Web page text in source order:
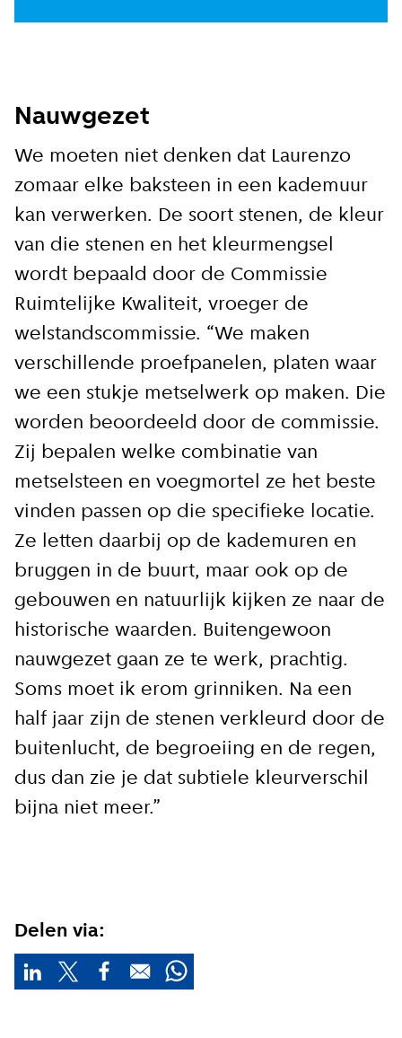
Nauwgezet
We moeten niet denken dat Laurenzo
zomaar elke baksteen in een kademuur
kan verwerken. De soort stenen, de kleur
van die stenen en het kleurmengsel
wordt bepaald door de Commissie
Ruimtelijke Kwaliteit, vroeger de
welstandscommissie. “We maken
verschillende proefpanelen, platen waar
we een stukje metselwerk op maken. Die
worden beoordeeld door de commissie.
Zij bepalen welke combinatie van
metselsteen en voegmortel ze het beste
vinden passen op die specifieke locatie.
Ze letten daarbij op de kademuren en
bruggen in de buurt, maar ook op de
gebouwen en natuurlijk kijken ze naar de
historische waarden. Buitengewoon
nauwgezet gaan ze te werk, prachtig.
Soms moet ik erom grinniken. Na een
half jaar zijn de stenen verkleurd door de
buitenlucht, de begroeiing en de regen,
dus dan zie je dat subtiele kleurverschil
bijna niet meer.”
Delen via: